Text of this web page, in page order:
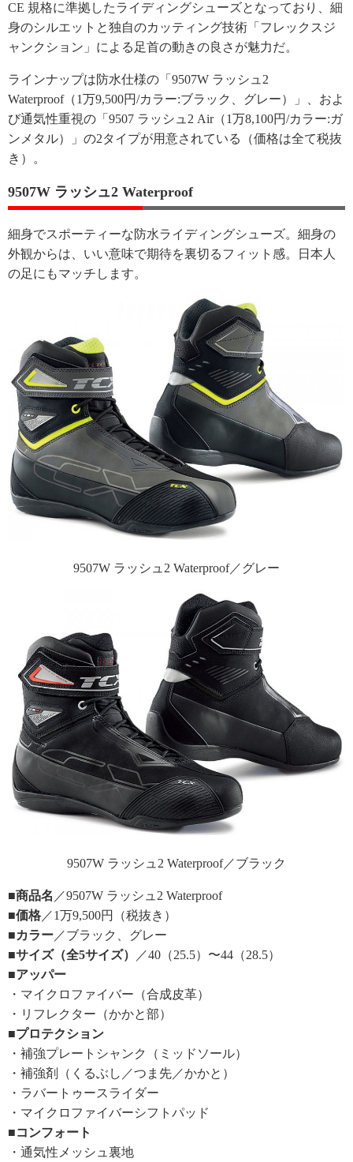
CE 規格に準拠したライディングシューズとなっており、細
身のシルエットと独自のカッティング技術「フレックスジ
ャンクション」による足首の動きの良さが魅力だ。
ラインナップは防水仕様の「9507W ラッシュ2
Waterproof（1万9,500円/カラー:ブラック、グレー）」、およ
び通気性重視の「9507 ラッシュ2 Air（1万8,100円/カラー:ガ
ンメタル）」の2タイプが用意されている（価格は全て税抜
き）。
9507W ラッシュ2 Waterproof
細身でスポーティーな防水ライディングシューズ。細身の
外観からは、いい意味で期待を裏切るフィット感。日本人
の足にもマッチします。
9507W ラッシュ2 Waterproof／グレー
9507W ラッシュ2 Waterproof／ブラック
■商品名 ／9507W ラッシュ2 Waterproof
■価格 ／1万9,500円（税抜き）
■カラー ／ブラック、グレー
■サイズ（全5サイズ）
／40（25.5）〜44（28.5）
■アッパー
・マイクロファイバー（合成皮革）
・リフレクター（かかと部）
■プロテクション
・補強プレートシャンク（ミッドソール）
・補強剤（くるぶし／つま先／かかと）
・ラバートゥースライダー
・マイクロファイバーシフトパッド
■コンフォート
・通気性メッシュ裏地